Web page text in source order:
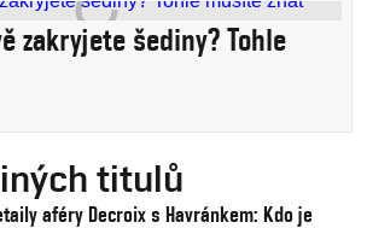
zakryjete šediny? Tohle
titulů
aféry Decroix s Havránkem: Kdo je